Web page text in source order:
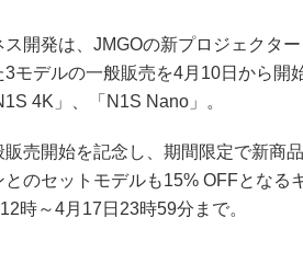
ス開発は、JMGOの新プロジェクタ
3モデルの一般販売を4月10日から開
4K」、「N1S Nano」。
販売開始を記念し、期間限定で新商
とのセットモデルも15% OFFとなる
時～4月17日23時59分まで。